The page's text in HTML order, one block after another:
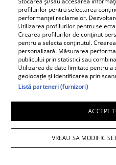
profilurilor pentru selectarea
performanței reclamelor.
Utilizarea profilurilor pentru
Crearea profilurilor de conținut
pentru a selecta conținutul.
personalizată. Măsurarea
publicului prin statistici sau
Utilizarea de date limitate pentru a
geolocație și identificarea prin
Listă parteneri (furnizori)
ACCEPT
VREAU SA MODIFIC